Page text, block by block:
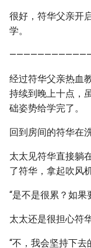
很好，符华父亲开
学。
经过符华父亲热血
持续到晚上十点，
础姿势给学完了。
回到房间的符华在
太太见符华直接躺
了符华，拿起吹风
“是不是很累？如
太太还是很担心符
“不，我会坚持下